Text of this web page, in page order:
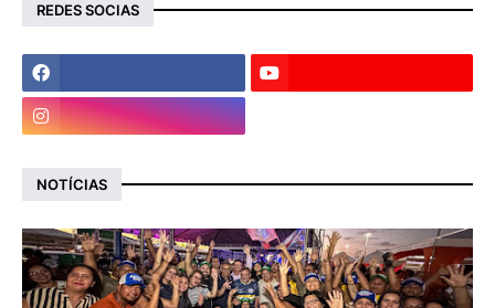
REDES SOCIAS
NOTÍCIAS